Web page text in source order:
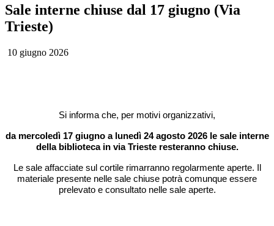
Sale interne chiuse dal 17 giugno (Via
Trieste)
10 giugno 2026
Si informa che, per motivi organizzativi,
da mercoledì 17 giugno a lunedì 24 agosto 2026 le sale interne
della biblioteca in via Trieste resteranno chiuse.
Le sale affacciate sul cortile rimarranno regolarmente aperte. Il
materiale presente nelle sale chiuse potrà comunque essere
prelevato e consultato nelle sale aperte.